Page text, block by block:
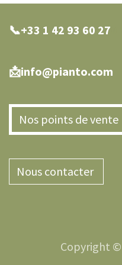
📞+33 1 42 93 60 27
📩info@pianto.com
Nos points de vente
Nous contacter
Copyright ©